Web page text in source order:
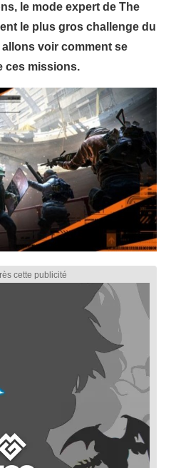
le mode expert de The
le plus gros challenge du
voir comment se
ces missions.